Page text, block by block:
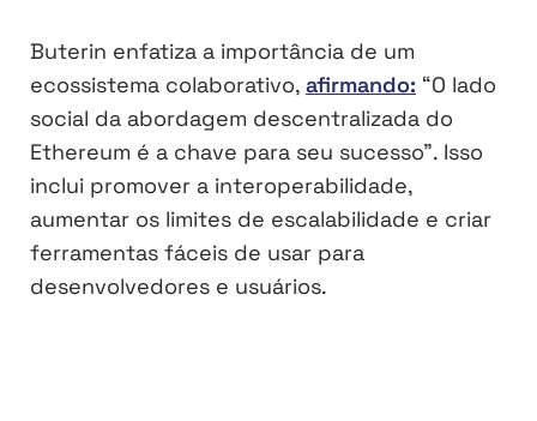
Buterin enfatiza a importância de um
ecossistema colaborativo, afirmando: “O lado
social da abordagem descentralizada do
Ethereum é a chave para seu sucesso”. Isso
inclui promover a interoperabilidade,
aumentar os limites de escalabilidade e criar
ferramentas fáceis de usar para
desenvolvedores e usuários.